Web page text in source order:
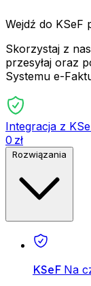
Wejdź do KSeF
Skorzystaj z
przesyłaj oraz
Systemu e-
Integracja z
0 zł
KSeF Na